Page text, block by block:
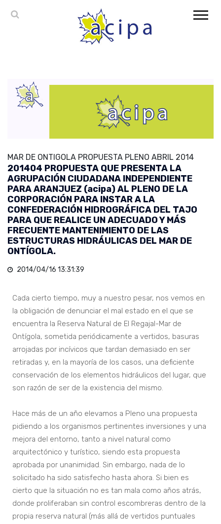
MAR DE ONTIGOLA PROPUESTA PLENO ABRIL 2014
201404 PROPUESTA QUE PRESENTA LA
AGRUPACIÓN CIUDADANA INDEPENDIENTE
PARA ARANJUEZ (acipa) AL PLENO DE LA
CORPORACIÓN PARA INSTAR A LA
CONFEDERACIÓN HIDROGRÁFICA DEL TAJO
PARA QUE REALICE UN ADECUADO Y MÁS
FRECUENTE MANTENIMIENTO DE LAS
ESTRUCTURAS HIDRÁULICAS DEL MAR DE
ONTÍGOLA.
2014/04/16 13:31:39
Cada cierto tiempo, muy a nuestro pesar, nos vemos en
la obligación de denunciar el mal estado en el que se
encuentra la Reserva Natural de El Regajal-Mar de
Ontígola, sometida periódicamente a vertidos, basuras
arrojadas por incívicos que tardan demasiado en ser
retiradas y, en la mayoría de los casos, una deficiente
conservación de los elementos hidráulicos del lugar, que
son razón de ser de la existencia del mismo.
Hace más de un año elevamos a Pleno una propuesta
pidiendo a los organismos pertinentes inversiones y una
mejora del entorno, tanto a nivel natural como
arquitectónico y turístico, siendo esta propuesta
aprobada por unanimidad. Sin embargo, nada de lo
solicitado ha sido satisfecho hasta ahora. Si bien es
cierto que la situación no es tan mala como años atrás,
donde proliferaban sin control escombreras dentro de la
propia reserva natural (más allá de vertidos puntuales